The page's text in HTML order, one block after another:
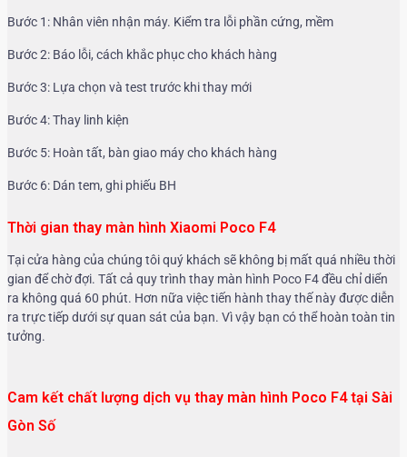
Bước 1: Nhân viên nhận máy. Kiểm tra lỗi phần cứng, mềm
Bước 2: Báo lỗi, cách khắc phục cho khách hàng
Bước 3: Lựa chọn và test trước khi thay mới
Bước 4: Thay linh kiện
Bước 5: Hoàn tất, bàn giao máy cho khách hàng
Bước 6: Dán tem, ghi phiếu BH
Thời gian thay màn hình Xiaomi Poco F4
Tại cửa hàng của chúng tôi quý khách sẽ không bị mất quá nhiều thời
gian để chờ đợi. Tất cả quy trình thay màn hình Poco F4 đều chỉ diển
ra không quá 60 phút. Hơn nữa việc tiến hành thay thế này được diễn
ra trực tiếp dưới sự quan sát của bạn. Vì vậy bạn có thể hoàn toàn tin
tưởng.
Cam kết chất lượng dịch vụ thay màn hình Poco F4 tại Sài
Gòn Số